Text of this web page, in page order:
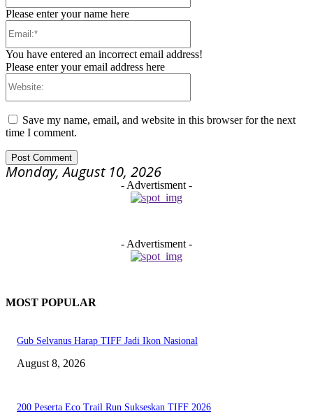
Please enter your name here
You have entered an incorrect email address!
Please enter your email address here
Save my name, email, and website in this browser for the next
time I comment.
Monday, August 10, 2026
- Advertisment -
- Advertisment -
MOST POPULAR
Gub Selvanus Harap TIFF Jadi Ikon Nasional
August 8, 2026
200 Peserta Eco Trail Run Sukseskan TIFF 2026